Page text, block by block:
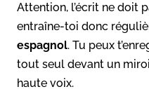
Attention, l’écrit ne doit
entraîne-toi donc
espagnol. Tu peux
tout seul devant un
haute voix.